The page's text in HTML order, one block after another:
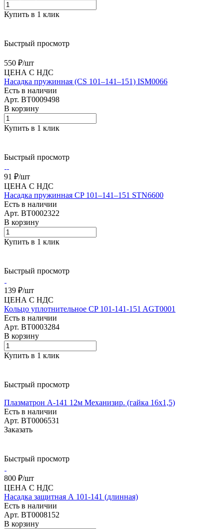
Купить в 1 клик
Быстрый просмотр
550 ₽/шт
ЦЕНА С НДС
Насадка пружинная (CS 101–141–151) ISM0066
Есть в наличии
Арт. BT0009498
В корзину
Купить в 1 клик
Быстрый просмотр
91 ₽/шт
ЦЕНА С НДС
Насадка пружинная CP 101–141–151 STN6600
Есть в наличии
Арт. BT0002322
В корзину
Купить в 1 клик
Быстрый просмотр
139 ₽/шт
ЦЕНА С НДС
Кольцо уплотнительное CP 101-141-151 AGT0001
Есть в наличии
Арт. BT0003284
В корзину
Купить в 1 клик
Быстрый просмотр
Плазматрон А-141 12м Механизир. (гайка 16х1,5)
Есть в наличии
Арт. BT0006531
Заказать
Быстрый просмотр
800 ₽/шт
ЦЕНА С НДС
Насадка защитная А 101-141 (длинная)
Есть в наличии
Арт. BT0008152
В корзину